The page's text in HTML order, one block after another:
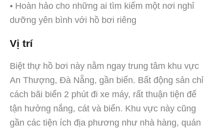
• Hoàn hảo cho những ai tìm kiếm một nơi nghỉ
dưỡng yên bình với hồ bơi riêng
Vị trí
Biệt thự hồ bơi này nằm ngay trung tâm khu vực
An Thượng, Đà Nẵng, gần biển. Bất động sản chỉ
cách bãi biển 2 phút đi xe máy, rất thuận tiện để
tận hưởng nắng, cát và biển. Khu vực này cũng
gần các tiện ích địa phương như nhà hàng, quán